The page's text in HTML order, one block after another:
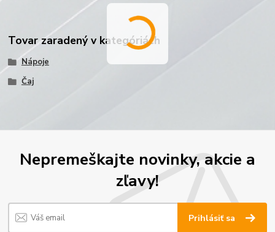
Tovar zaradený v kategóriách
Nápoje
Čaj
Nepremeškajte novinky, akcie a
zľavy!
Prihlásiť sa